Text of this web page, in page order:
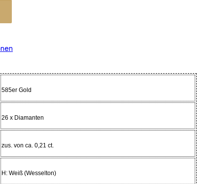
585er Gold
26 x Diamanten
zus. von ca. 0,21 ct.
H: Weiß (Wesselton)